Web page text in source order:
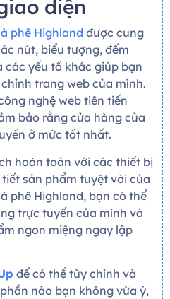
diện
phê Highland được cung
nút, biểu tượng, đếm
các yếu tố khác giúp bạn
trang web của mình.
nghệ web tiên tiến
bảo rằng cửa hàng của
ở mức tốt nhất.
hoàn toàn với các thiết bị
sản phẩm tuyệt vời của
phê Highland, bạn có thể
trực tuyến của mình và
ngon miệng ngay lập
để có thể tùy chỉnh và
nào bạn không vừa ý,